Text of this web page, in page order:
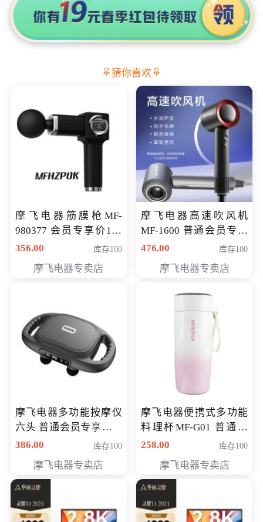
猜你喜欢
摩飞电器筋膜枪MF-
980377 会员专享价199
元
356.00 库存100
摩飞电器专卖店
摩飞电器高速吹风机
MF-1600 普通会员专享
价298元
476.00 库存100
摩飞电器专卖店
摩飞电器多功能按摩仪
六头 普通会员专享价格
199元
386.00 库存100
摩飞电器专卖店
摩飞电器便携式多功能
料理杯MF-G01 普通会
员专享价格118元
258.00 库存100
摩飞电器专卖店